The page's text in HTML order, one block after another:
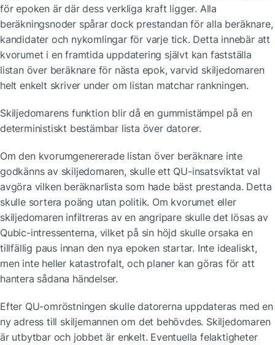
för epoken är där dess verkliga kraft ligger. Alla
beräkningsnoder spårar dock prestandan för alla beräknare,
kandidater och nykomlingar för varje tick. Detta innebär att
kvorumet i en framtida uppdatering självt kan fastställa
listan över beräknare för nästa epok, varvid skiljedomaren
helt enkelt skriver under om listan matchar rankningen.
Skiljedomarens funktion blir då en gummistämpel på en
deterministiskt bestämbar lista över datorer.
Om den kvorumgenererade listan över beräknare inte
godkänns av skiljedomaren, skulle ett QU-insatsviktat val
avgöra vilken beräknarlista som hade bäst prestanda. Detta
skulle sortera poäng utan politik. Om kvorumet eller
skiljedomaren infiltreras av en angripare skulle det lösas av
Qubic-intressenterna, vilket på sin höjd skulle orsaka en
tillfällig paus innan den nya epoken startar. Inte idealiskt,
men inte heller katastrofalt, och planer kan göras för att
hantera sådana händelser.
Efter QU-omröstningen skulle datorerna uppdateras med en
ny adress till skiljemannen om det behövdes. Skiljedomaren
är utbytbar och jobbet är enkelt. Eventuella felaktigheter